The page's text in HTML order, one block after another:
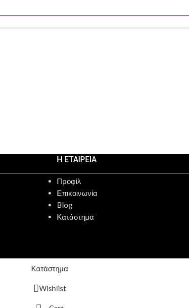
Η ΕΤΑΙΡΕΙΑ
Προφίλ
Επικοινωνία
Blog
Κατάστημα
Κατάστημα
Wishlist